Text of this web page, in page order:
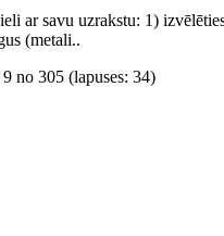
ar savu uzrakstu: 1)
(metali..
no 305 (lapuses: 34)